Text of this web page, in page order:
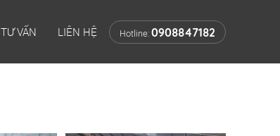
TƯ VẤN LIÊN HỆ Hotline: 0908847182